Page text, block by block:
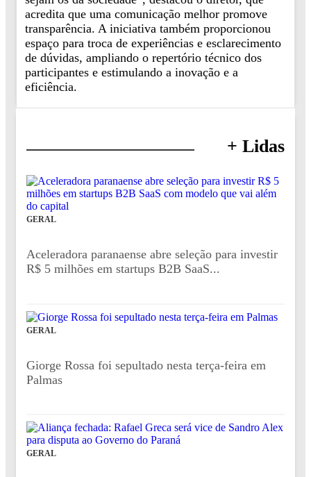
acredita que uma comunicação melhor promove
transparência. A iniciativa também proporcionou
espaço para troca de experiências e esclarecimento
de dúvidas, ampliando o repertório técnico dos
participantes e estimulando a inovação e a
eficiência.
+ Lidas
GERAL
Aceleradora paranaense abre seleção para investir
R$ 5 milhões em startups B2B SaaS...
GERAL
Giorge Rossa foi sepultado nesta terça-feira em
Palmas
GERAL